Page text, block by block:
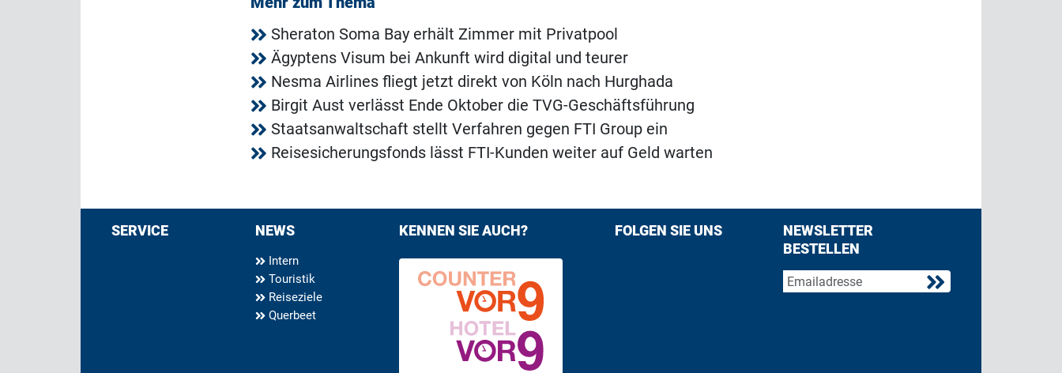
Sheraton Soma Bay erhält Zimmer mit Privatpool
Ägyptens Visum bei Ankunft wird digital und teurer
Nesma Airlines fliegt jetzt direkt von Köln nach Hurghada
Birgit Aust verlässt Ende Oktober die TVG-Geschäftsführung
Staatsanwaltschaft stellt Verfahren gegen FTI Group ein
Reisesicherungsfonds lässt FTI-Kunden weiter auf Geld warten
SERVICE NEWS
Intern
Touristik
Reiseziele
Querbeet
KENNEN SIE AUCH? FOLGEN SIE UNS
NEWSLETTER
BESTELLEN